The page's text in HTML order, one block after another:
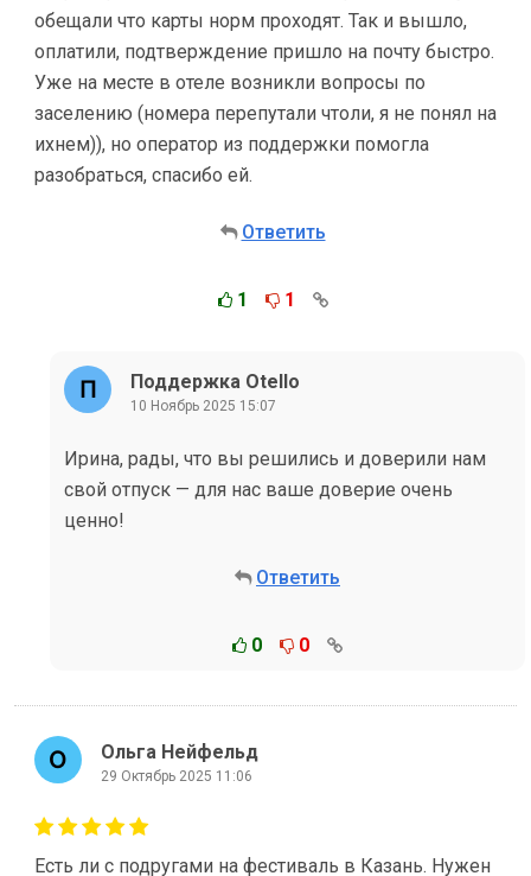
обещали что карты норм проходят. Так и вышло,
оплатили, подтверждение пришло на почту быстро.
Уже на месте в отеле возникли вопросы по
заселению (номера перепутали чтоли, я не понял на
ихнем)), но оператор из поддержки помогла
разобраться, спасибо ей.
Ответить
1 1
Поддержка Otello
10 Ноябрь 2025 15:07
Ирина, рады, что вы решились и доверили нам
свой отпуск — для нас ваше доверие очень
ценно!
Ответить
0 0
Ольга Нейфельд
29 Октябрь 2025 11:06
Есть ли с подругами на фестиваль в Казань. Нужен